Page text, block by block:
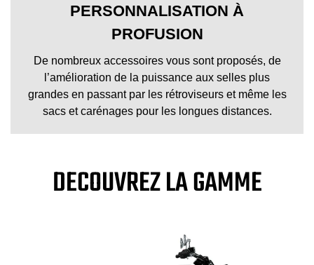
PERSONNALISATION À
PROFUSION
De nombreux accessoires vous sont proposés, de
l’amélioration de la puissance aux selles plus
grandes en passant par les rétroviseurs et même les
sacs et carénages pour les longues distances.
DECOUVREZ LA GAMME